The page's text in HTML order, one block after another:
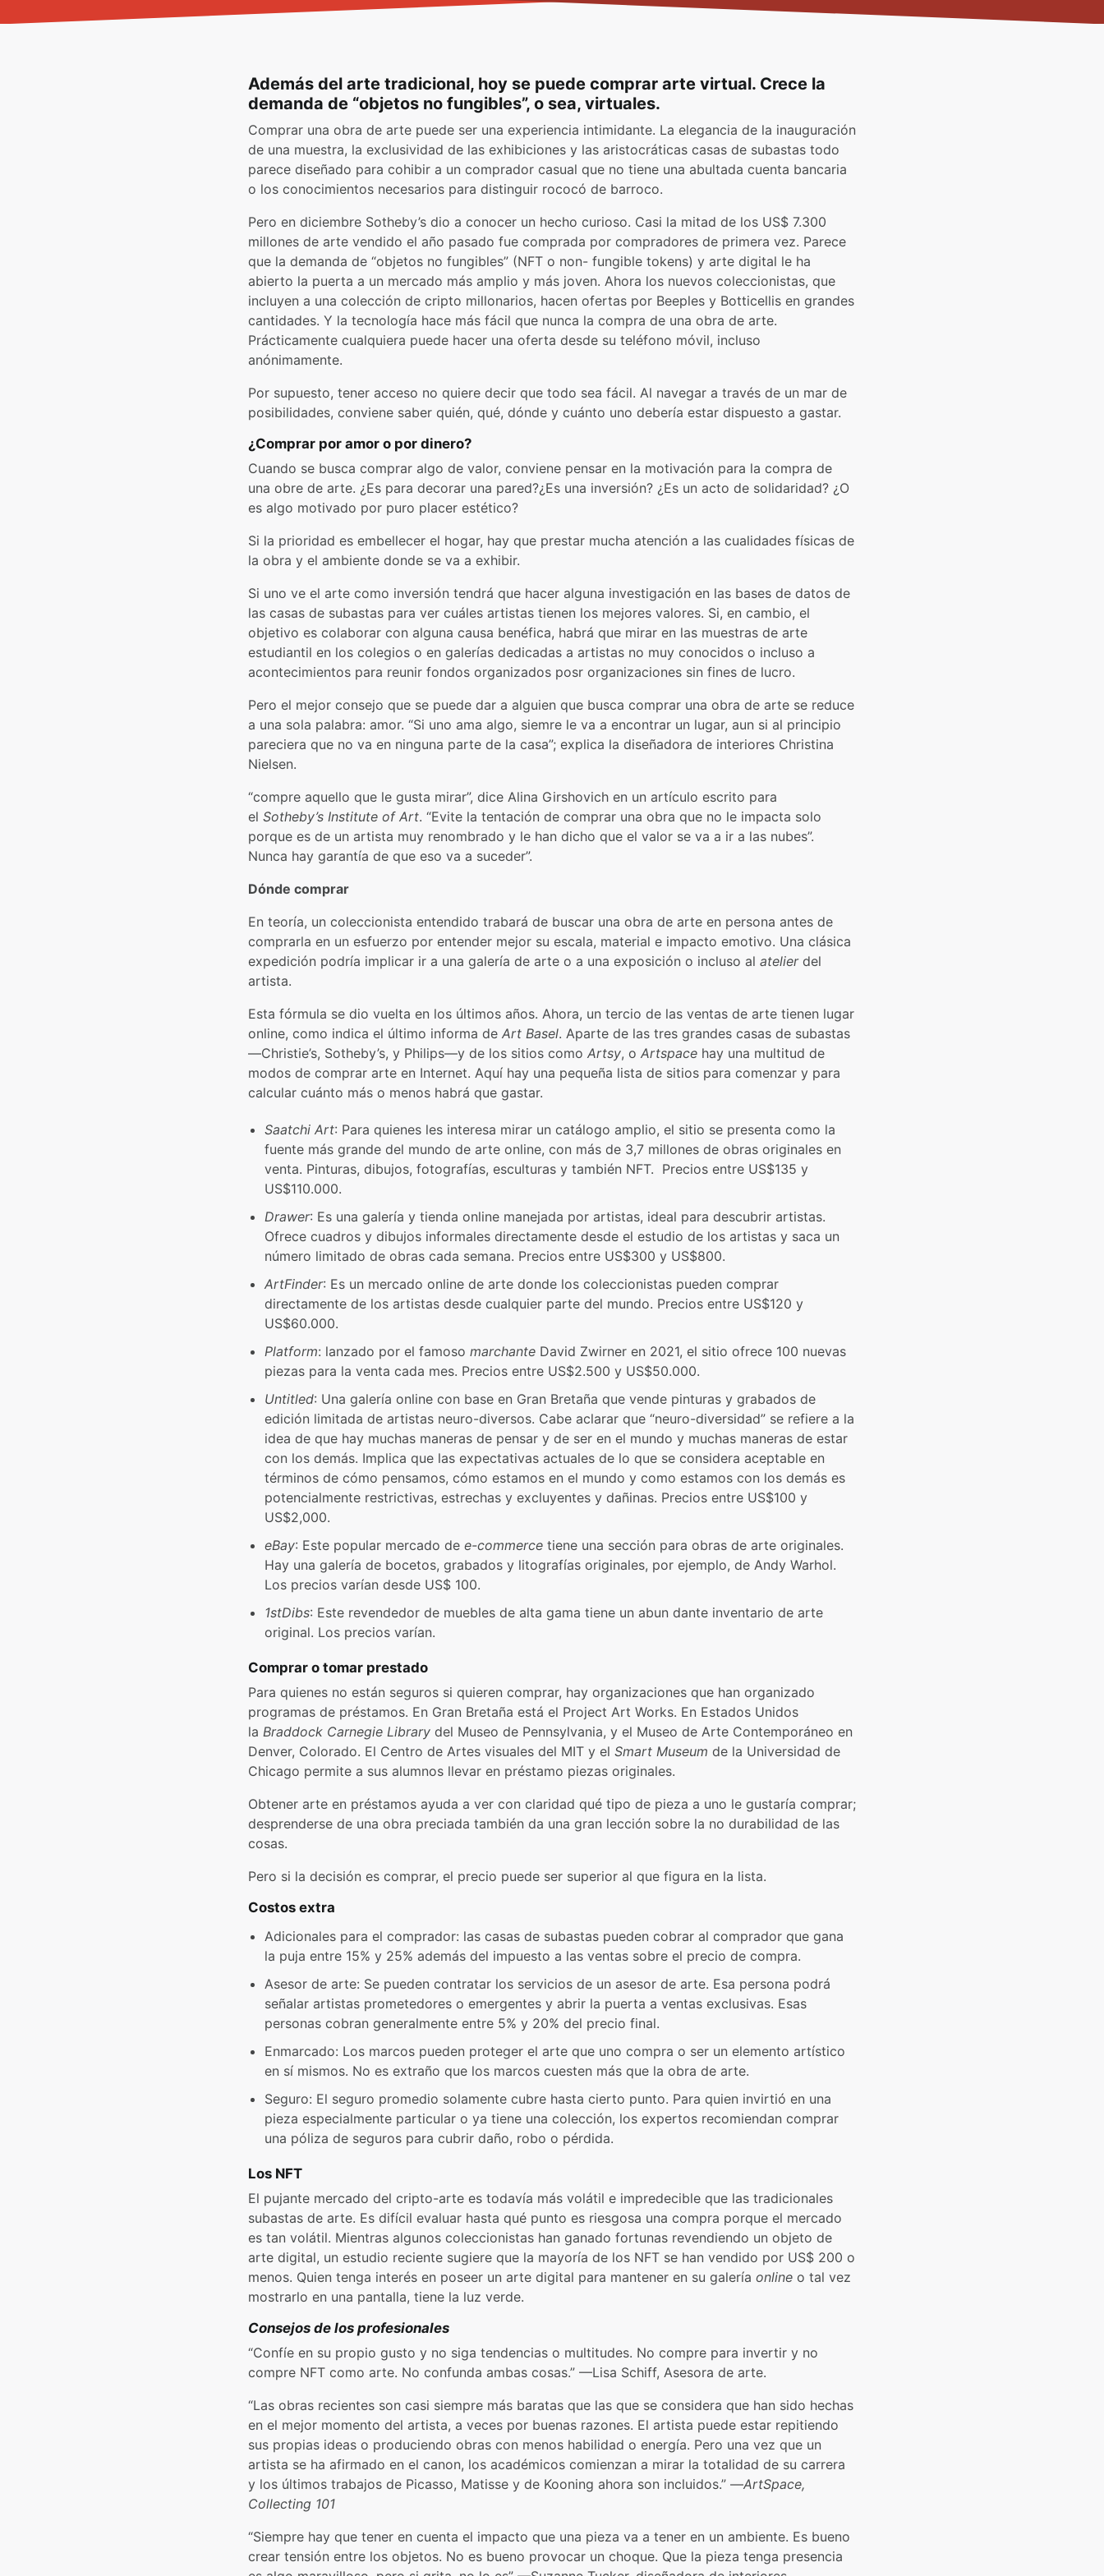
Además del arte tradicional, hoy se puede comprar arte virtual. Crece la
demanda de “objetos no fungibles”, o sea, virtuales.
Comprar una obra de arte puede ser una experiencia intimidante. La elegancia de la inauguración
de una muestra, la exclusividad de las exhibiciones y las aristocráticas casas de subastas todo
parece diseñado para cohibir a un comprador casual que no tiene una abultada cuenta bancaria
o los conocimientos necesarios para distinguir rococó de barroco.
Pero en diciembre Sotheby’s dio a conocer un hecho curioso. Casi la mitad de los US$ 7.300
millones de arte vendido el año pasado fue comprada por compradores de primera vez. Parece
que la demanda de “objetos no fungibles” (NFT o non- fungible tokens) y arte digital le ha
abierto la puerta a un mercado más amplio y más joven. Ahora los nuevos coleccionistas, que
incluyen a una colección de cripto millonarios, hacen ofertas por Beeples y Botticellis en grandes
cantidades. Y la tecnología hace más fácil que nunca la compra de una obra de arte.
Prácticamente cualquiera puede hacer una oferta desde su teléfono móvil, incluso
anónimamente.
Por supuesto, tener acceso no quiere decir que todo sea fácil. Al navegar a través de un mar de
posibilidades, conviene saber quién, qué, dónde y cuánto uno debería estar dispuesto a gastar.
¿Comprar por amor o por dinero?
Cuando se busca comprar algo de valor, conviene pensar en la motivación para la compra de
una obre de arte. ¿Es para decorar una pared?¿Es una inversión? ¿Es un acto de solidaridad? ¿O
es algo motivado por puro placer estético?
Si la prioridad es embellecer el hogar, hay que prestar mucha atención a las cualidades físicas de
la obra y el ambiente donde se va a exhibir.
Si uno ve el arte como inversión tendrá que hacer alguna investigación en las bases de datos de
las casas de subastas para ver cuáles artistas tienen los mejores valores. Si, en cambio, el
objetivo es colaborar con alguna causa benéfica, habrá que mirar en las muestras de arte
estudiantil en los colegios o en galerías dedicadas a artistas no muy conocidos o incluso a
acontecimientos para reunir fondos organizados posr organizaciones sin fines de lucro.
Pero el mejor consejo que se puede dar a alguien que busca comprar una obra de arte se reduce
a una sola palabra: amor. “Si uno ama algo, siemre le va a encontrar un lugar, aun si al principio
pareciera que no va en ninguna parte de la casa”; explica la diseñadora de interiores Christina
Nielsen.
“compre aquello que le gusta mirar”, dice Alina Girshovich en un artículo escrito para
el Sotheby’s Institute of Art. “Evite la tentación de comprar una obra que no le impacta solo
porque es de un artista muy renombrado y le han dicho que el valor se va a ir a las nubes”.
Nunca hay garantía de que eso va a suceder”.
Dónde comprar
En teoría, un coleccionista entendido trabará de buscar una obra de arte en persona antes de
comprarla en un esfuerzo por entender mejor su escala, material e impacto emotivo. Una clásica
expedición podría implicar ir a una galería de arte o a una exposición o incluso al atelierdel
artista.
Esta fórmula se dio vuelta en los últimos años. Ahora, un tercio de las ventas de arte tienen lugar
online, como indica el último informa de Art Basel. Aparte de las tres grandes casas de subastas
—Christie’s, Sotheby’s, y Philips—y de los sitios como Artsy, o Artspace hay una multitud de
modos de comprar arte en Internet. Aquí hay una pequeña lista de sitios para comenzar y para
calcular cuánto más o menos habrá que gastar.
Saatchi Art: Para quienes les interesa mirar un catálogo amplio, el sitio se presenta como la
fuente más grande del mundo de arte online, con más de 3,7 millones de obras originales en
venta. Pinturas, dibujos, fotografías, esculturas y también NFT. Precios entre US$135 y
US$110.000.
Drawer: Es una galería y tienda online manejada por artistas, ideal para descubrir artistas.
Ofrece cuadros y dibujos informales directamente desde el estudio de los artistas y saca un
número limitado de obras cada semana. Precios entre US$300 y US$800.
ArtFinder: Es un mercado online de arte donde los coleccionistas pueden comprar
directamente de los artistas desde cualquier parte del mundo. Precios entre US$120 y
US$60.000.
Platform: lanzado por el famoso marchante David Zwirner en 2021, el sitio ofrece 100 nuevas
piezas para la venta cada mes. Precios entre US$2.500 y US$50.000.
Untitled: Una galería online con base en Gran Bretaña que vende pinturas y grabados de
edición limitada de artistas neuro-diversos. Cabe aclarar que “neuro-diversidad” se refiere a la
idea de que hay muchas maneras de pensar y de ser en el mundo y muchas maneras de estar
con los demás. Implica que las expectativas actuales de lo que se considera aceptable en
términos de cómo pensamos, cómo estamos en el mundo y como estamos con los demás es
potencialmente restrictivas, estrechas y excluyentes y dañinas. Precios entre US$100 y
US$2,000.
eBay: Este popular mercado de e-commerce tiene una sección para obras de arte originales.
Hay una galería de bocetos, grabados y litografías originales, por ejemplo, de Andy Warhol.
Los precios varían desde US$ 100.
1stDibs: Este revendedor de muebles de alta gama tiene un abun dante inventario de arte
original. Los precios varían.
Comprar o tomar prestado
Para quienes no están seguros si quieren comprar, hay organizaciones que han organizado
programas de préstamos. En Gran Bretaña está el Project Art Works. En Estados Unidos
la Braddock Carnegie Library del Museo de Pennsylvania, y el Museo de Arte Contemporáneo en
Denver, Colorado. El Centro de Artes visuales del MIT y el Smart Museum de la Universidad de
Chicago permite a sus alumnos llevar en préstamo piezas originales.
Obtener arte en préstamos ayuda a ver con claridad qué tipo de pieza a uno le gustaría comprar;
desprenderse de una obra preciada también da una gran lección sobre la no durabilidad de las
cosas.
Pero si la decisión es comprar, el precio puede ser superior al que figura en la lista.
Costos extra
Adicionales para el comprador: las casas de subastas pueden cobrar al comprador que gana
la puja entre 15% y 25% además del impuesto a las ventas sobre el precio de compra.
Asesor de arte: Se pueden contratar los servicios de un asesor de arte. Esa persona podrá
señalar artistas prometedores o emergentes y abrir la puerta a ventas exclusivas. Esas
personas cobran generalmente entre 5% y 20% del precio final.
Enmarcado: Los marcos pueden proteger el arte que uno compra o ser un elemento artístico
en sí mismos. No es extraño que los marcos cuesten más que la obra de arte.
Seguro: El seguro promedio solamente cubre hasta cierto punto. Para quien invirtió en una
pieza especialmente particular o ya tiene una colección, los expertos recomiendan comprar
una póliza de seguros para cubrir daño, robo o pérdida.
Los NFT
El pujante mercado del cripto-arte es todavía más volátil e impredecible que las tradicionales
subastas de arte. Es difícil evaluar hasta qué punto es riesgosa una compra porque el mercado
es tan volátil. Mientras algunos coleccionistas han ganado fortunas revendiendo un objeto de
arte digital, un estudio reciente sugiere que la mayoría de los NFT se han vendido por US$ 200 o
menos. Quien tenga interés en poseer un arte digital para mantener en su galería online o tal vez
mostrarlo en una pantalla, tiene la luz verde.
Consejos de los profesionales
“Confíe en su propio gusto y no siga tendencias o multitudes. No compre para invertir y no
compre NFT como arte. No confunda ambas cosas.” —Lisa Schiff, Asesora de arte.
“Las obras recientes son casi siempre más baratas que las que se considera que han sido hechas
en el mejor momento del artista, a veces por buenas razones. El artista puede estar repitiendo
sus propias ideas o produciendo obras con menos habilidad o energía. Pero una vez que un
artista se ha afirmado en el canon, los académicos comienzan a mirar la totalidad de su carrera
y los últimos trabajos de Picasso, Matisse y de Kooning ahora son incluidos.” —ArtSpace,
Collecting 101
“Siempre hay que tener en cuenta el impacto que una pieza va a tener en un ambiente. Es bueno
crear tensión entre los objetos. No es bueno provocar un choque. Que la pieza tenga presencia